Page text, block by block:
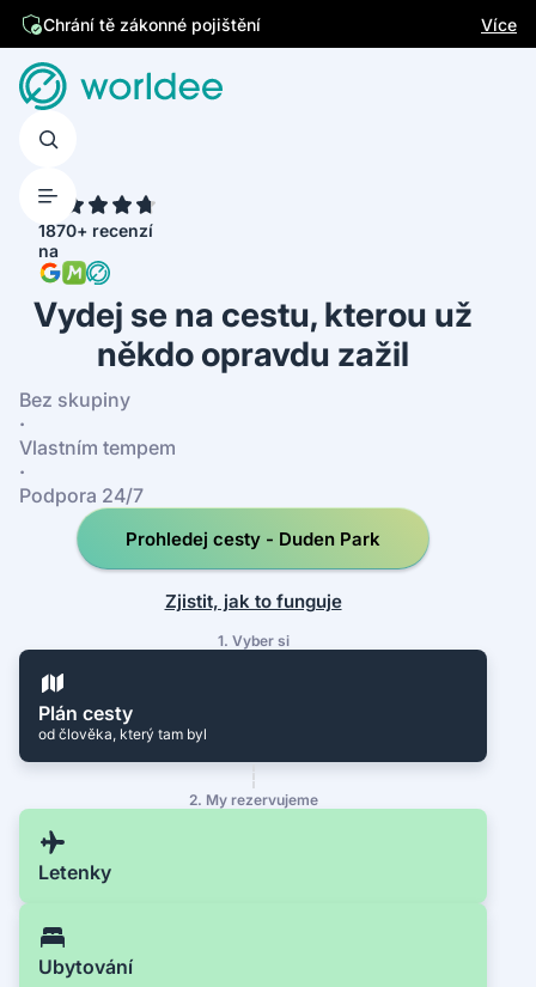
Jsme česká firma Více
1870+ recenzí
na
Vydej se na cestu, kterou už
někdo opravdu zažil
Bez skupiny
·
Vlastním tempem
·
Podpora 24/7
Prohledej cesty - Duden Park
Zjistit, jak to funguje
1. Vyber si
Plán cesty
od člověka, který tam byl
2. My rezervujeme
Letenky
Ubytování